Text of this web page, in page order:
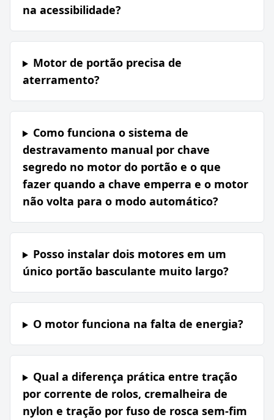
na acessibilidade?
Motor de portão precisa de
aterramento?
Como funciona o sistema de
destravamento manual por chave
segredo no motor do portão e o que
fazer quando a chave emperra e o motor
não volta para o modo automático?
Posso instalar dois motores em um
único portão basculante muito largo?
O motor funciona na falta de energia?
Qual a diferença prática entre tração
por corrente de rolos, cremalheira de
nylon e tração por fuso de rosca sem-fim